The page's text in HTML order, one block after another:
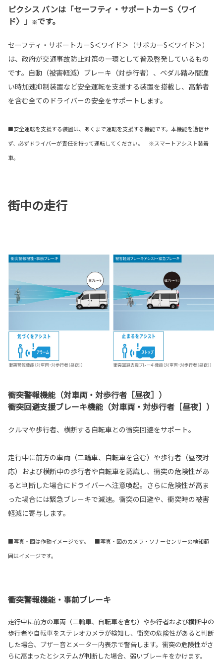
ピクシス バンは「セーフティ・サポートカーS〈ワイ
ド〉」
※です。
セーフティ・サポートカーS＜ワイド＞（サポカーS＜ワイド＞）
は、政府が交通事故防止対策の一環として普及啓発しているもの
です。自動（被害軽減）ブレーキ（対歩行者）、ペダル踏み間違
い時加速抑制装置など安全運転を支援する装置を搭載し、高齢者
を含む全てのドライバーの安全をサポートします。
■安全運転を支援する装置は、あくまで運転を支援する機能です。本機能を過信せ
ず、必ずドライバーが責任を持って運転してください。 ※スマートアシスト装着
車。
街中の走行
衝突警報機能（対車両・対歩行者［昼夜］）
衝突回避支援ブレーキ機能（対車両・対歩行者［昼夜］）
クルマや歩行者、横断する自転車との衝突回避をサポート。
走行中に前方の車両（二輪車、自転車を含む）や歩行者（昼夜対
応）および横断中の歩行者や自転車を認識し、衝突の危険性があ
ると判断した場合にドライバーへ注意喚起。さらに危険性が高ま
った場合には緊急ブレーキで減速。衝突の回避や、衝突時の被害
軽減に寄与します。
■写真・図は作動イメージです。 ■写真・図のカメラ・ソナーセンサーの検知範
囲はイメージです。
衝突警報機能・事前ブレーキ
走行中に前方の車両（二輪車、自転車を含む）や歩行者および横断中の
歩行者や自転車をステレオカメラが検知し、衝突の危険性があると判断
した場合、ブザー音とメーター内表示で警告します。衝突の危険性がさ
らに高まったとシステムが判断した場合、弱いブレーキをかけます。